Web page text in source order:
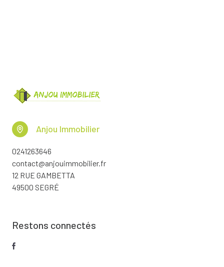
Anjou Immobilier
0241263646
contact@anjouimmobilier.fr
12 RUE GAMBETTA
49500 SEGRÉ
Restons connectés